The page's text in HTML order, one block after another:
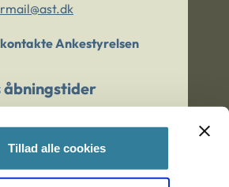
Tillad alle cookies
Ankestyrelsen
åbningstider
for et barn/en ung?